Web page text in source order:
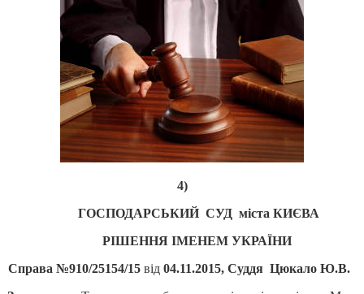
4)
ГОСПОДАРСЬКИЙ СУД міста КИЄВА
РІШЕННЯ ІМЕНЕМ УКРАЇНИ
Справа №910/25154/15 від 04.11.2015, Суддя Цюкало Ю.В.